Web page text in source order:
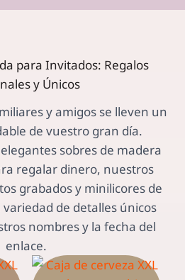
para Invitados: Regalos
y Únicos
y amigos se lleven un
de vuestro gran día.
sobres de madera
regalar dinero, nuestros
grabados y minilicores de
de detalles únicos
nombres y la fecha del
enlace.